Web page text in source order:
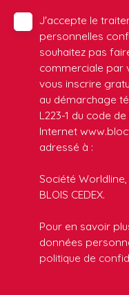
J'accepte le
personnelles
souhaitez pas
commerciale par
vous inscrire
au démarchage
L223-1 du code
Internet
adressé à :
Société Worldline,
BLOIS CEDEX.
Pour en savoir
données
politique de